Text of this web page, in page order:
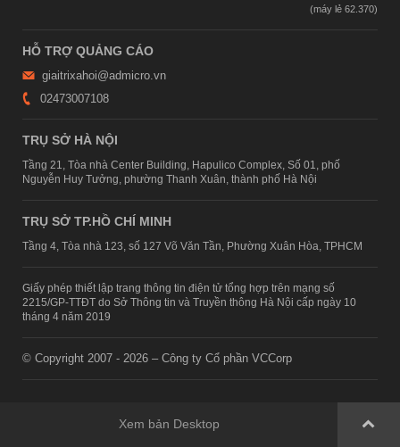
HỖ TRỢ QUẢNG CÁO
giaitrixahoi@admicro.vn
02473007108
TRỤ SỞ HÀ NỘI
Tầng 21, Tòa nhà Center Building, Hapulico Complex, Số 01, phố
Nguyễn Huy Tưởng, phường Thanh Xuân, thành phố Hà Nội
TRỤ SỞ TP.HỒ CHÍ MINH
Tầng 4, Tòa nhà 123, số 127 Võ Văn Tần, Phường Xuân Hòa, TPHCM
Giấy phép thiết lập trang thông tin điện tử tổng hợp trên mạng số
2215/GP-TTĐT do Sở Thông tin và Truyền thông Hà Nội cấp ngày 10
tháng 4 năm 2019
© Copyright 2007 - 2026 – Công ty Cổ phần VCCorp
Xem bản Desktop